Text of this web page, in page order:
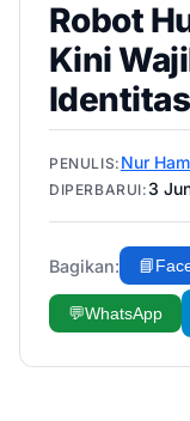
Robot
Kini
Identitas
PENULIS: Nur
DIPERBARUI: 3
Bagikan: 📘
💬WhatsApp